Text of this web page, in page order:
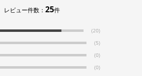
レビュー件数： 25件
(20)
(5)
(0)
(0)